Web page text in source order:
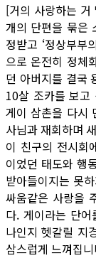
[거의 사랑하는 거
개의 단편을 묶은
정받고 ‘정상부부
으로 온전히 정체
던 아버지를 결국
10살 조카를 보고
게이 삼촌을 다시
사님과 재회하며
이 친구의 전시회
이었던 태도와 행
받아들이지는 못
싸움같은 사랑을
다. 게이라는 단
나인지 헷갈릴 지
삼스럽게 느껴집